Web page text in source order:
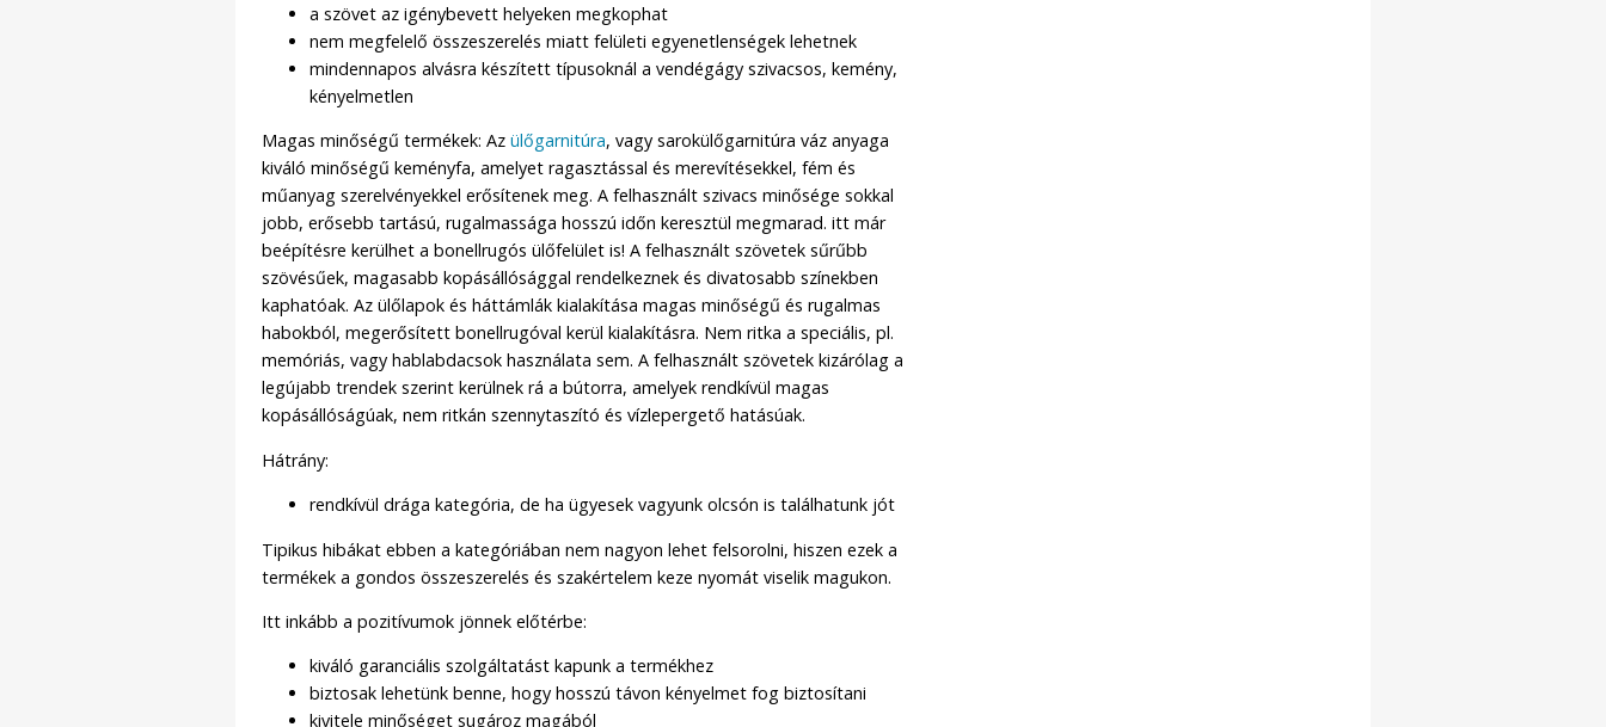
a szövet az igénybevett helyeken megkophat
nem megfelelő összeszerelés miatt felületi egyenetlenségek lehetnek
mindennapos alvásra készített típusoknál a vendégágy szivacsos, kemény,
kényelmetlen
Magas minőségű termékek: Az ülőgarnitúra, vagy sarokülőgarnitúra váz anyaga
kiváló minőségű keményfa, amelyet ragasztással és merevítésekkel, fém és
műanyag szerelvényekkel erősítenek meg. A felhasznált szivacs minősége sokkal
jobb, erősebb tartású, rugalmassága hosszú időn keresztül megmarad. itt már
beépítésre kerülhet a bonellrugós ülőfelület is! A felhasznált szövetek sűrűbb
szövésűek, magasabb kopásállósággal rendelkeznek és divatosabb színekben
kaphatóak. Az ülőlapok és háttámlák kialakítása magas minőségű és rugalmas
habokból, megerősített bonellrugóval kerül kialakításra. Nem ritka a speciális, pl.
memóriás, vagy hablabdacsok használata sem. A felhasznált szövetek kizárólag a
legújabb trendek szerint kerülnek rá a bútorra, amelyek rendkívül magas
kopásállóságúak, nem ritkán szennytaszító és vízlepergető hatásúak.
Hátrány:
rendkívül drága kategória, de ha ügyesek vagyunk olcsón is találhatunk jót
Tipikus hibákat ebben a kategóriában nem nagyon lehet felsorolni, hiszen ezek a
termékek a gondos összeszerelés és szakértelem keze nyomát viselik magukon.
Itt inkább a pozitívumok jönnek előtérbe:
kiváló garanciális szolgáltatást kapunk a termékhez
biztosak lehetünk benne, hogy hosszú távon kényelmet fog biztosítani
kivitele minőséget sugároz magából